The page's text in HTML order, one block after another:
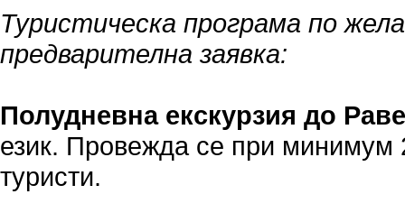
Туристическа програма по
предварителна заявка:
Полудневна екскурзия до
език. Провежда се при минимум
туристи.